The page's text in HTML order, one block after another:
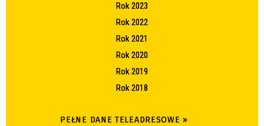
Rok 2023
Rok 2022
Rok 2021
Rok 2020
Rok 2019
Rok 2018
PEŁNE DANE TELEADRESOWE »